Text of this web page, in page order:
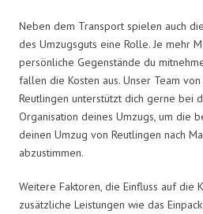
Neben dem Transport spielen auch
des Umzugsguts eine Rolle. Je mehr
persönliche Gegenstände du
fallen die Kosten aus. Unser Team
Reutlingen unterstützt dich gerne bei
Organisation deines Umzugs, um die
deinen Umzug von Reutlingen nach
abzustimmen.
Weitere Faktoren, die Einfluss auf die
zusätzliche Leistungen wie das